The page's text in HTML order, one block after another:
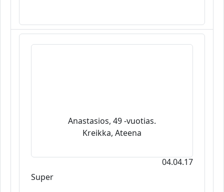
Anastasios, 49 -vuotias.
Kreikka, Ateena
04.04.17
Super